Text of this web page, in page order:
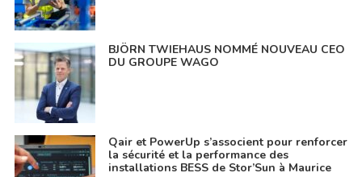
BJÖRN TWIEHAUS NOMMÉ NOUVEAU CEO
DU GROUPE WAGO
Qair et PowerUp s’associent pour renforcer
la sécurité et la performance des
installations BESS de Stor’Sun à Maurice